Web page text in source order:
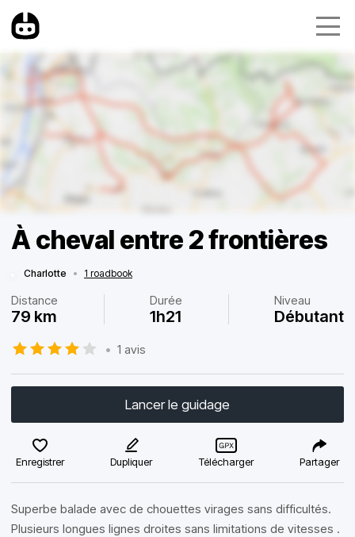
À cheval entre 2 frontières
Charlotte • 1 roadbook
Distance
79 km
Durée
1h21
Niveau
Débutant
• 1 avis
Lancer le guidage
Enregistrer Dupliquer Télécharger Partager
Superbe balade avec de chouettes virages sans difficultés.
Plusieurs longues lignes droites sans limitations de vitesses .